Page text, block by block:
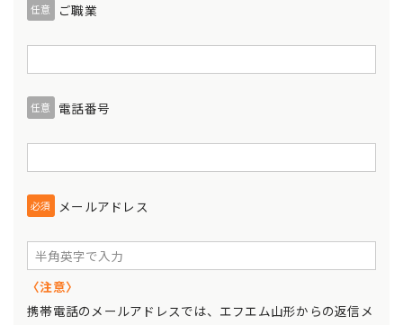
任意 ご職業
任意 電話番号
必須 メールアドレス
〈注意〉
携帯電話のメールアドレスでは、エフエム山形からの返信メ